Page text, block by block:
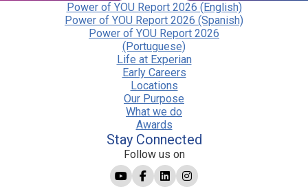
Power of YOU Report 2026 (English)
Power of YOU Report 2026 (Spanish)
Power of YOU Report 2026
(Portuguese)
Life at Experian
Early Careers
Locations
Our Purpose
What we do
Awards
Stay Connected
Follow us on